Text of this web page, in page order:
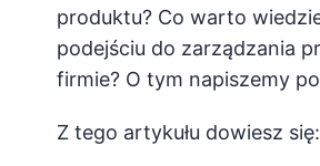
produktu? Co warto
podejściu do zarządzania
firmie? O tym napiszemy
Z tego artykułu dowiesz się: